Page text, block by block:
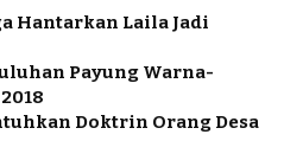
Hantarkan Laila Jadi
Payung Warna-
Doktrin Orang Desa